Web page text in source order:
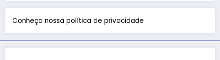
Conheça nossa política de privacidade